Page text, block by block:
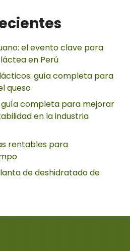
el evento clave para
en Perú
guía completa para
queso
guía completa para mejorar
en la industria
rentables para
de deshidratado de